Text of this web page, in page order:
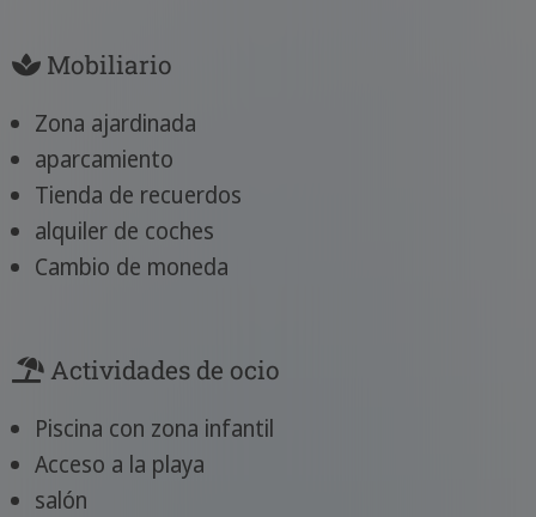
Mobiliario
Zona ajardinada
aparcamiento
Tienda de recuerdos
alquiler de coches
Cambio de moneda
Actividades de ocio
Piscina con zona infantil
Acceso a la playa
salón